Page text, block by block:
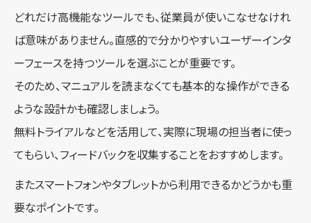
どれだけ高機能なツールでも、従業員が使いこなせなけれ
ば意味がありません。直感的で分かりやすいユーザーインタ
ーフェースを持つツールを選ぶことが重要です。
そのため、マニュアルを読まなくても基本的な操作ができる
ような設計かも確認しましょう。
無料トライアルなどを活用して、実際に現場の担当者に使っ
てもらい、フィードバックを収集することをおすすめします。
またスマートフォンやタブレットから利用できるかどうかも重
要なポイントです。